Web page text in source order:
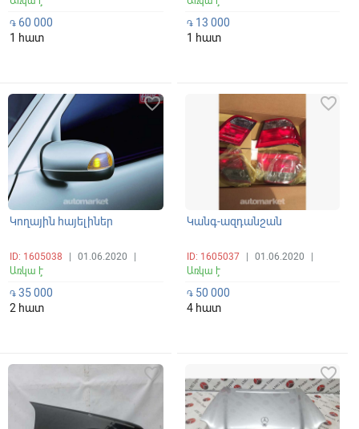
֏ 60 000
1 հատ
֏13 000
1 հատ
Կողային հայելիներ
ID: 1605038 01.06.2020
Առկա է
favorite_border
֏ 35 000
2 հատ
Կանգ-ազդանշան
ID: 1605037 01.06.2020
Առկա է
favorite_border
֏50 000
4 հատ
favorite_border favorite_border